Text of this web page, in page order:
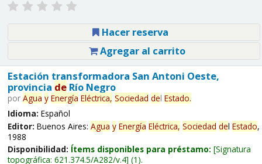
Hacer reserva
Agregar al carrito
Estación transformadora San Antoni Oeste,
provincia deRío Negro
por Agua y Energía Eléctrica, Sociedad del Estado.
Idioma: Español
Editor: Buenos Aires: Agua y Energía Eléctrica, Sociedad del Estado,
1988
Disponibilidad: Ítems disponibles para préstamo: Signatura
topográfica: 621.374.5/A282/v.4 (1).